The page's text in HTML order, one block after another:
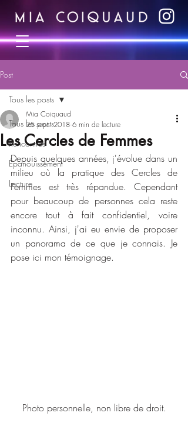
Post
Tous les posts
Rencontres
Épanouissement
Lecture
Tous les posts
Les Cercles de Femmes
Mia Coiquaud
25 sept. 2018 6 min de lecture
Depuis quelques années, j'évolue dans un
milieu où la pratique des Cercles de
Femmes est très répandue. Cependant
pour beaucoup de personnes cela reste
encore tout à fait confidentiel, voire
inconnu. Ainsi, j'ai eu envie de proposer
un panorama de ce que je connais. Je
pose ici mon témoignage.
Photo personnelle, non libre de droit.